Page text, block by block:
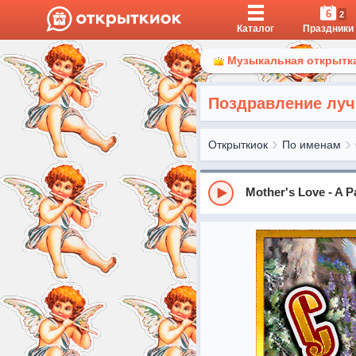
Каталог
6 2
Праздники
Музыкальная
Поздравление
Открыткиок По именам
Mother's Love - A